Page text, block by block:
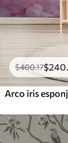
$400.17$240
Arco iris